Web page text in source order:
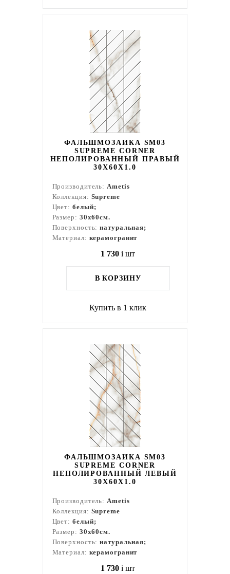
ФАЛЬШМОЗАИКА SM03
SUPREME CORNER
НЕПОЛИРОВАННЫЙ ПРАВЫЙ
30X60X1.0
Производитель:Ametis
Коллекция: Supreme
Цвет: белый;
Размер: 30x60см.
Поверхность:натуральная;
Материал: керамогранит
1 730 i шт
В КОРЗИНУ
Купить в 1 клик
ФАЛЬШМОЗАИКА SM03
SUPREME CORNER
НЕПОЛИРОВАННЫЙ ЛЕВЫЙ
30X60X1.0
Производитель:Ametis
Коллекция: Supreme
Цвет: белый;
Размер: 30x60см.
Поверхность:натуральная;
Материал: керамогранит
1 730 i шт